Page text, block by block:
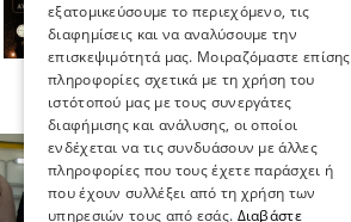
Σχόλια και...άλλα
Δήμος Ηράκλειας -
από 07-07-2026
εξατομικεύσουμε το περιεχόμενο, τις
διαφημίσεις και να αναλύσουμε την
επισκεψιμότητά μας. Μοιραζόμαστε επίσης
πληροφορίες σχετικά με τη χρήση του
ιστότοπού μας με τους συνεργάτες
διαφήμισης και ανάλυσης, οι οποίοι
ενδέχεται να τις συνδυάσουν με άλλες
πληροφορίες που τους έχετε παράσχει ή
που έχουν συλλέξει από τη χρήση των
υπηρεσιών τους από εσάς. Διαβάστε